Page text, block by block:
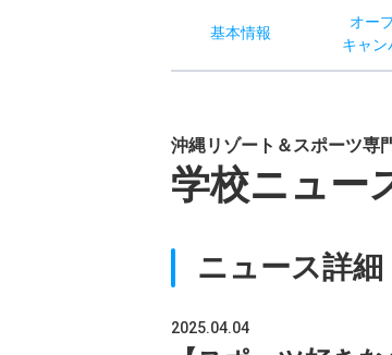
基本情報
オー
キャン
沖縄リゾート＆スポーツ専
学校ニュー
ニュース詳細
2025.04.04